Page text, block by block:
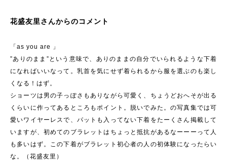
花盛友里さんからのコメント
「as you are 」
”ありのまま”という意味で、ありのままの自分でいられるような下着
になればいいなって。乳首を気にせず着られるから服を選ぶのも楽し
くなる！はず。
ショーツは男の子っぽさもありながら可愛く、ちょうどおへそが出る
くらいに作ってあるところもポイント。脱いでみた。の写真集では可
愛いワイヤーレスで、パットも入ってない下着をたーくさん掲載して
いますが、初めてのブラレットはちょっと抵抗があるなーーーって人
も多いはず。この下着がブラレット初心者の人の初体験になったらい
な。（花盛友里）